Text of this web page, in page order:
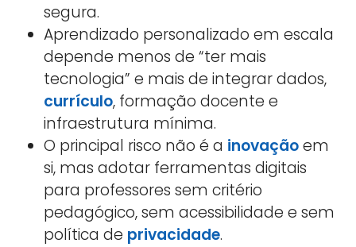
segura.
Aprendizado personalizado em escala
depende menos de “ter mais
tecnologia” e mais de integrar dados,
currículo, formação docente e
infraestrutura mínima.
O principal risco não é a inovaçãoem
si, mas adotar ferramentas digitais
para professores sem critério
pedagógico, sem acessibilidade e sem
política de privacidade.